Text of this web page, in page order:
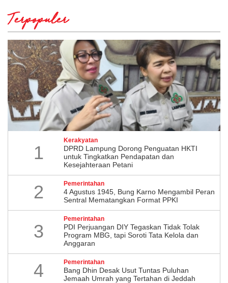
Terpopuler
1
Kerakyatan
DPRD Lampung Dorong Penguatan HKTI
untuk Tingkatkan Pendapatan dan
Kesejahteraan Petani
2 Pemerintahan
4 Agustus 1945, Bung Karno Mengambil Peran
Sentral Mematangkan Format PPKI
3
Pemerintahan
PDI Perjuangan DIY Tegaskan Tidak Tolak
Program MBG, tapi Soroti Tata Kelola dan
Anggaran
4 Pemerintahan
Bang Dhin Desak Usut Tuntas Puluhan
Jemaah Umrah yang Tertahan di Jeddah